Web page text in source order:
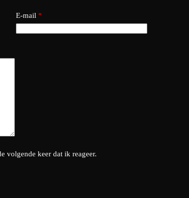
E-mail *
volgende keer dat ik reageer.